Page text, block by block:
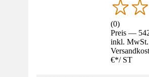
(0)
Preis —
inkl.
€*/ ST